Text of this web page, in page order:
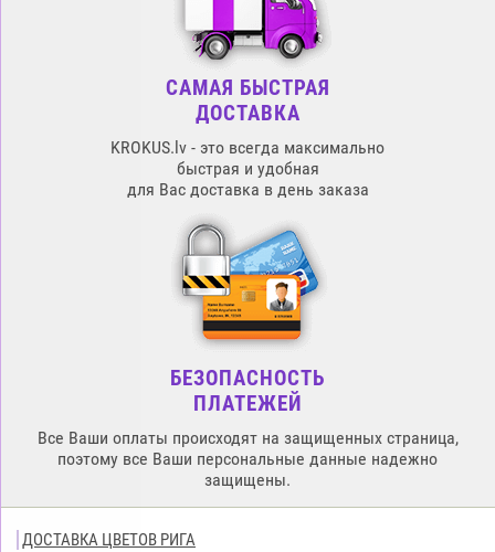
САМАЯ БЫСТРАЯ
ДОСТАВКА
KROKUS.lv - это всегда максимально
быстрая и удобная
для Вас доставка в день заказа
БЕЗОПАСНОСТЬ
ПЛАТЕЖЕЙ
Все Ваши оплаты происходят на защищенных страница,
поэтому все Ваши персональные данные надежно
защищены.
ДОСТАВКА ЦВЕТОВ РИГА